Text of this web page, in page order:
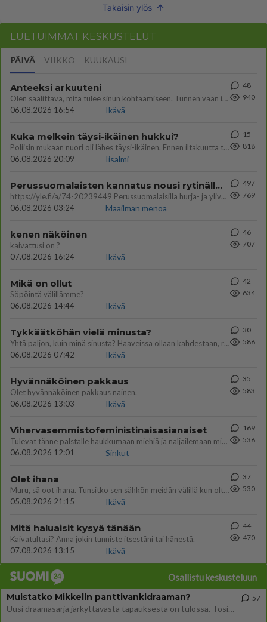
Takaisin ylös
LUETUIMMAT KESKUSTELUT
PÄIVÄ VIIKKO KUUKAUSI
Anteeksi arkuuteni
Olen säälittävä, mitä tulee sinun kohtaamiseen. Tunnen vaan itseni todella epävarmaksi sun kanssa. Jos minun olisi pitän
06.08.2026 16:54
Ikävä
48
940
Kuka melkein täysi-ikäinen hukkui?
Poliisin mukaan nuori oli lähes täysi-ikäinen. Ennen iltakuutta tulleen ilmoituksen mukaan ihminen oli joutunut mahdoll
06.08.2026 20:09
Iisalmi
15
818
Perussuomalaisten kannatus nousi rytinällä Ylen tänään julkaisemassa tuoreimmassa gallup-kyselyssä.
https://yle.fi/a/74-20239449 Perussuomalaisilla hurja- ja ylivoimaisesti suurin nousu tässä uudessa Ylen gallupissa. Kyl
06.08.2026 03:24
Maailman menoa
497
769
kenen näköinen
kaivattusi on ?
07.08.2026 16:24
Ikävä
46
707
Mikä on ollut
Söpöintä välillämme?
06.08.2026 14:44
Ikävä
42
634
Tykkäätköhän vielä minusta?
Yhtä paljon, kuin minä sinusta? Haaveissa ollaan kahdestaan, rauhassa ja lähennytään fyysisesti ja tutustutaan syvemmin
06.08.2026 07:42
Ikävä
30
586
Hyvännäköinen pakkaus
Olet hyvännäköinen pakkaus nainen.
06.08.2026 13:03
Ikävä
35
583
Vihervasemmistofeministinaisasianaiset
Tulevat tänne palstalle haukkumaan miehiä ja naljailemaan miehelle, kehuvat olevansa heitä parempia. Itse asuvat MIEHE
06.08.2026 12:01
Sinkut
169
536
Olet ihana
Muru, sä oot ihana. Tunsitko sen sähkön meidän välillä kun oltiin ihan låhekkäin? 👩‍❤️‍👩❤️😼😘
05.08.2026 21:15
Ikävä
37
530
Mitä haluaisit kysyä tänään
Kaivatultasi? Anna jokin tunniste itsestäni tai hänestä.
07.08.2026 13:15
Ikävä
44
470
Osallistu keskusteluun
Muistatko Mikkelin panttivankidraaman?
Uusi draamasarja järkyttävästä tapauksesta on tulossa. Tositapahtumiin perustuva sarja ammentaa vuoden 1986 Mikkelin pan
57